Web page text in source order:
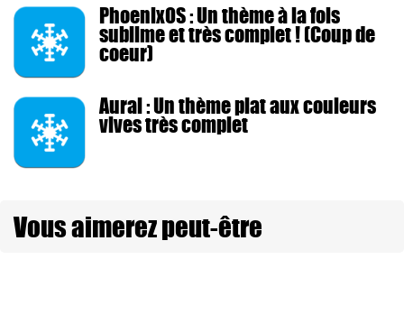
PhoenixOS : Un thème à la fois
sublime et très complet ! (Coup de
coeur)
Aurai : Un thème plat aux couleurs
vives très complet
Vous aimerez peut-être